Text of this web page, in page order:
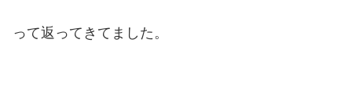
って返ってきてました。